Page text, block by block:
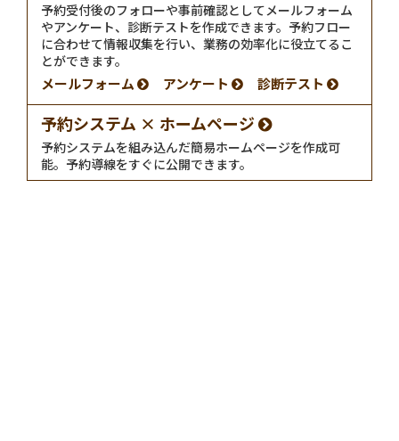
予約受付後のフォローや事前確認としてメールフォーム
やアンケート、診断テストを作成できます。予約フロー
に合わせて情報収集を行い、業務の効率化に役立てるこ
とができます。
メールフォーム アンケート 診断テスト
予約システム × ホームページ
予約システムを組み込んだ簡易ホームページを作成可
能。予約導線をすぐに公開できます。